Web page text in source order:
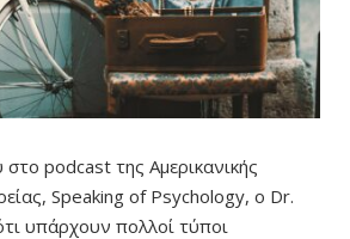
podcast της Αμερικανικής
Speaking of Psychology, ο Dr.
υπάρχουν πολλοί τύποι